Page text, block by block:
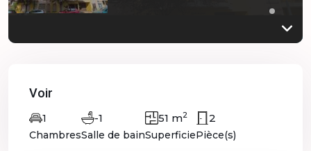
Voir
1
Chambres
-1
Salle de bain
51 m2
Superficie
2
Pièce(s)